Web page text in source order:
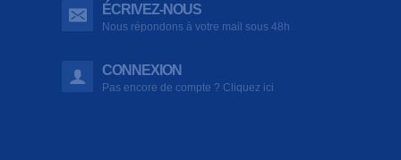
ÉCRIVEZ-NOUS
Nous répondons à votre mail sous 48h
CONNEXION
Pas encore de compte ? Cliquez ici